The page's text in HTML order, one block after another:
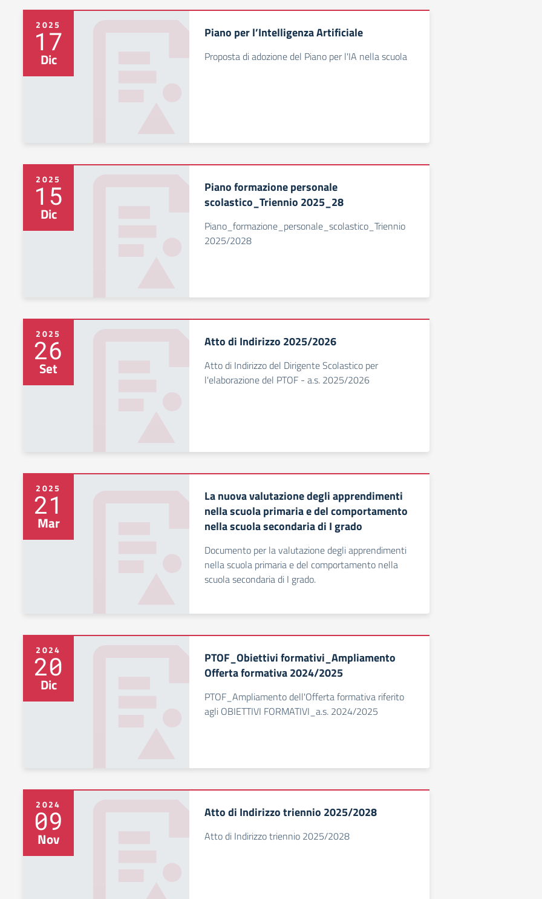
2025
17
Dic
Piano per l’Intelligenza Artificiale
Proposta di adozione del Piano per l'IA nella scuola
2025
15
Dic
Piano formazione personale
scolastico_Triennio 2025_28
Piano_formazione_personale_scolastico_Triennio
2025/2028
2025
26
Set
Atto di Indirizzo 2025/2026
Atto di Indirizzo del Dirigente Scolastico per
l'elaborazione del PTOF - a.s. 2025/2026
2025
21
Mar
La nuova valutazione degli apprendimenti
nella scuola primaria e del comportamento
nella scuola secondaria di I grado
Documento per la valutazione degli apprendimenti
nella scuola primaria e del comportamento nella
scuola secondaria di I grado.
2024
20
Dic
PTOF_Obiettivi formativi_Ampliamento
Offerta formativa 2024/2025
PTOF_Ampliamento dell'Offerta formativa riferito
agli OBIETTIVI FORMATIVI_a.s. 2024/2025
2024
09
Nov
Atto di Indirizzo triennio 2025/2028
Atto di Indirizzo triennio 2025/2028